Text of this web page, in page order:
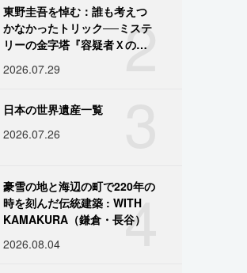
2
東野圭吾を悼む：誰も考えつ
かなかったトリック──ミステ
リーの金字塔『容疑者Ｘの献
2026.07.29
日本の世界遺産一覧
2026.07.26
4
豪雪の地と海辺の町で220年の
時を刻んだ伝統建築 : WITH
KAMAKURA（鎌倉・長谷）
2026.08.04